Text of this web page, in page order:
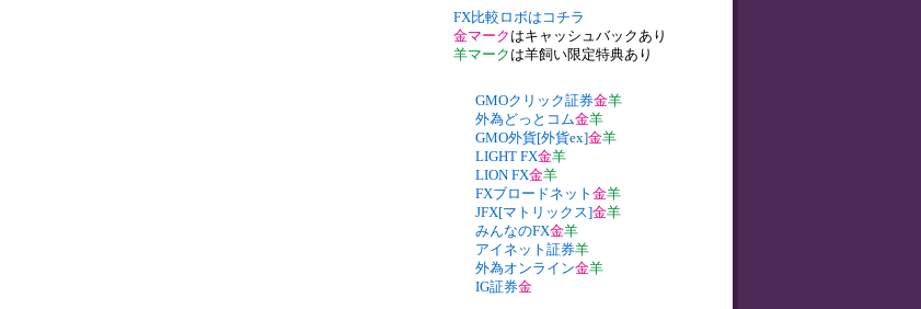
FX比較ロボはコチラ
金マーク はキャッシュバックあり
羊マーク は羊飼い限定特典あり
GMOクリック証券金羊
外為どっとコム金羊
GMO外貨[外貨ex]金羊
LIGHT FX金羊
LION FX金羊
FXブロードネット 金羊
JFX[マトリックス]金羊
みんなのFX金羊
アイネット証券羊
外為オンライン金羊
IG証券金